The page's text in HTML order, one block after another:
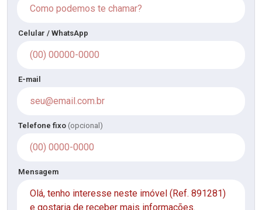
Celular / WhatsApp
E-mail
Telefone fixo (opcional)
Mensagem